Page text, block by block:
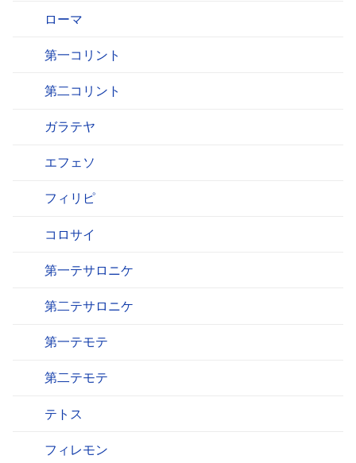
ローマ
第一コリント
第二コリント
ガラテヤ
エフェソ
フィリピ
コロサイ
第一テサロニケ
第二テサロニケ
第一テモテ
第二テモテ
テトス
フィレモン